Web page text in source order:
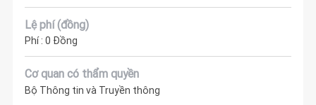
Lệ phí (đồng)
Phí : 0 Đồng
Cơ quan có thẩm quyền
Bộ Thông tin và Truyền thông